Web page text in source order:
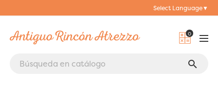
Select Language▼
0
search